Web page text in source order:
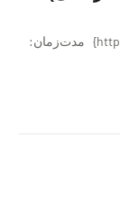
{https://soundcloud.com/majzooban/fatvsmq1d13d} مدت‌زمان: